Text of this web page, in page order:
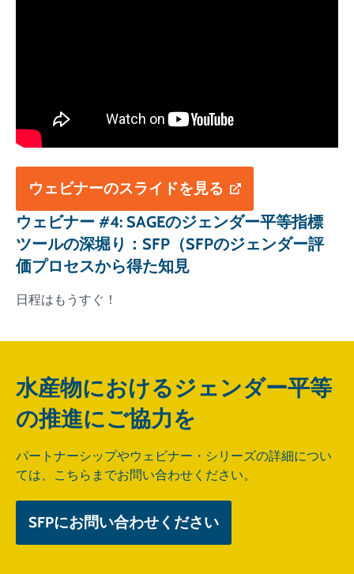
ウェビナーのスライドを見る
ウェビナー #4: SAGEのジェンダー平等指標
ツールの深堀り：SFP（SFPのジェンダー評
価プロセスから得た知見
日程はもうすぐ！
水産物におけるジェンダー平等
の推進にご協力を
パートナーシップやウェビナー・シリーズの詳細につい
ては、こちらまでお問い合わせください。
SFPにお問い合わせください